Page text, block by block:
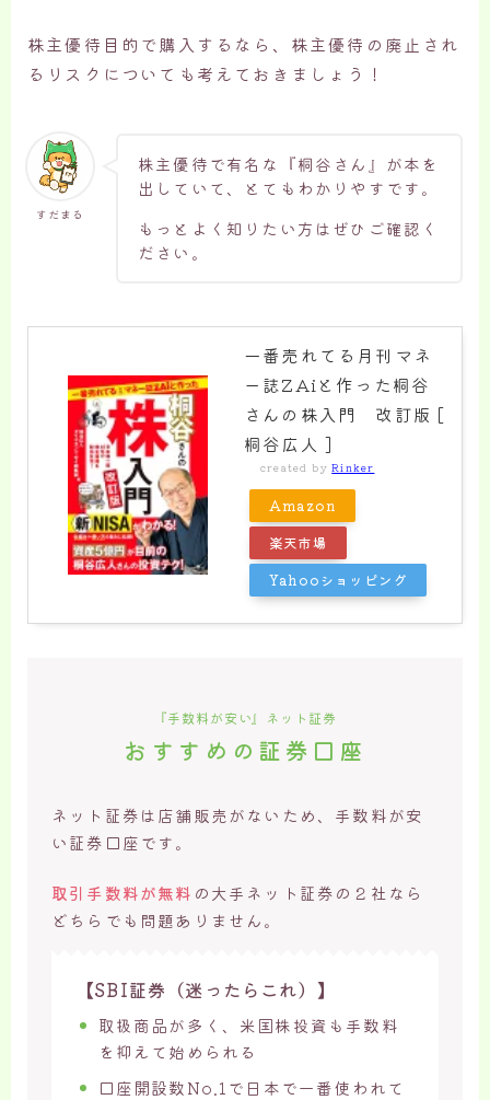
株主優待目的で購入するなら、株主優待の廃止され
るリスクについても考えておきましょう！
すだまる
株主優待で有名な『桐谷さん』が本を
出していて、とてもわかりやすです。
もっとよく知りたい方はぜひご確認く
ださい。
一番売れてる月刊マネ
ー誌ZAiと作った桐谷
さんの株入門 改訂版 [
桐谷広人 ]
created byRinker
Amazon
楽天市場
Yahooショッピング
『手数料が安い』ネット証券
おすすめの証券口座
ネット証券は店舗販売がないため、手数料が安
い証券口座です。
取引手数料が無料 の大手ネット証券の２社なら
どちらでも問題ありません。
【SBI証券（迷ったらこれ）】
取扱商品が多く、米国株投資も手数料
を抑えて始められる
口座開設数No.1で日本で一番使われて